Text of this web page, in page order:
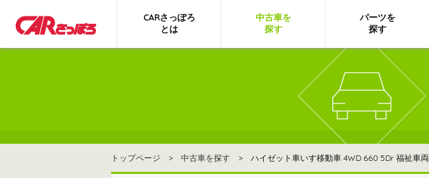
CARさっぽろ
とは
中古車を
探す
パーツを
探す
トップページ > 中古車を探す > ハイゼット車いす移動車 4WD 660 5Dr 福祉車両